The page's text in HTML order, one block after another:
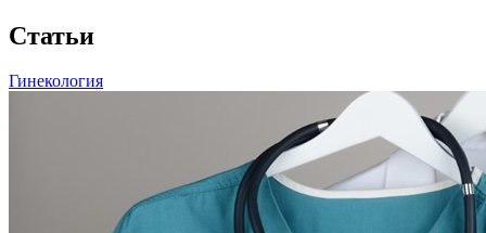
Статьи
Гинекология